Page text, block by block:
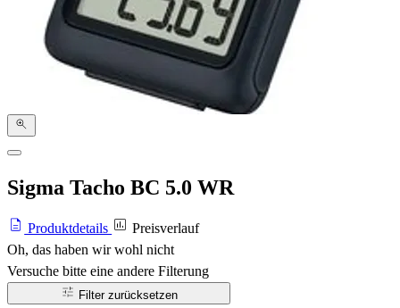
Sigma Tacho BC 5.0 WR
Produktdetails
Preisverlauf
Oh, das haben wir wohl nicht
Versuche bitte eine andere Filterung
Filter zurücksetzen